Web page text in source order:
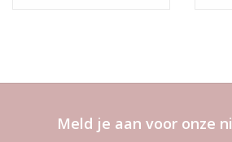
Meld je aan voor onze